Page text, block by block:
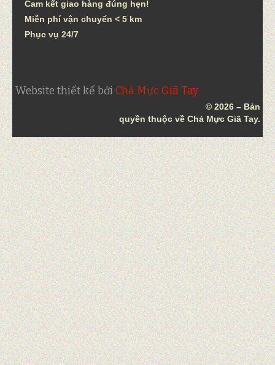
Cam kết giao hàng đúng hẹn!
Miễn phí vận chuyển < 5 km
Phục vụ 24/7
Website thiết kế bởiChả Mực Giã Tay
© 2026 – Bản
quyền thuộc về Chả Mực Giã Tay.